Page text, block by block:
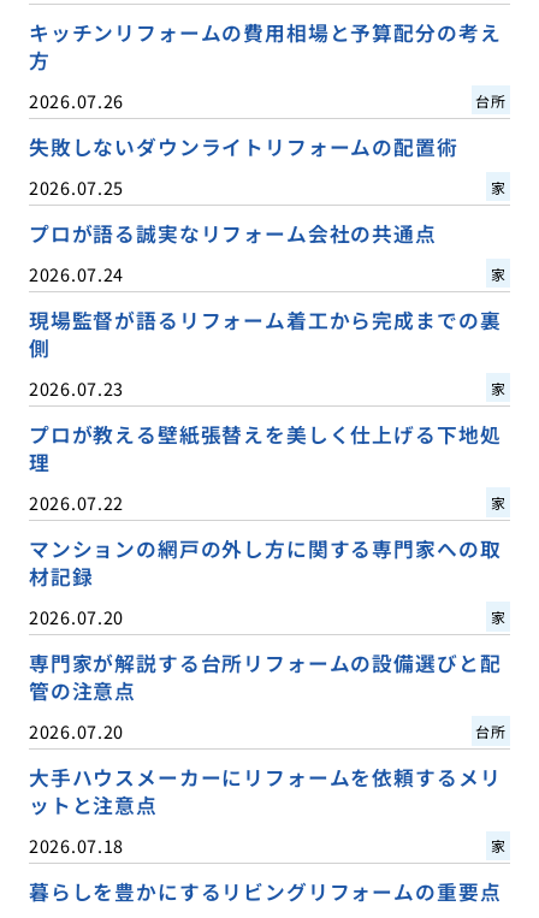
キッチンリフォームの費用相場と予算配分の考え
方
2026.07.26 台所
失敗しないダウンライトリフォームの配置術
2026.07.25 家
プロが語る誠実なリフォーム会社の共通点
2026.07.24 家
現場監督が語るリフォーム着工から完成までの裏
側
2026.07.23 家
プロが教える壁紙張替えを美しく仕上げる下地処
理
2026.07.22 家
マンションの網戸の外し方に関する専門家への取
材記録
2026.07.20 家
専門家が解説する台所リフォームの設備選びと配
管の注意点
2026.07.20 台所
大手ハウスメーカーにリフォームを依頼するメリ
ットと注意点
2026.07.18 家
暮らしを豊かにするリビングリフォームの重要点